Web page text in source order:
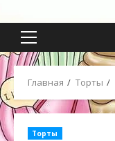
Основное
меню
Главная Торты
Торты